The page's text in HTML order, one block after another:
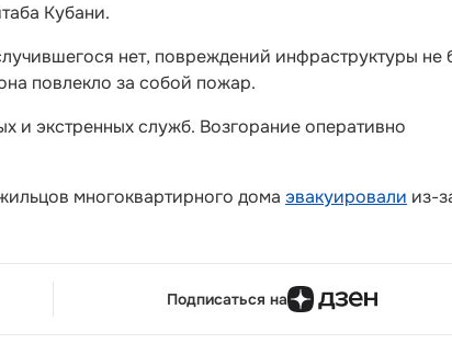
Кубани.
нет, повреждений инфраструктуры не
повлекло за собой пожар.
и экстренных служб. Возгорание оперативно
многоквартирного дома эвакуировали из-
Подписаться на